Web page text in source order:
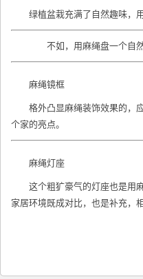
绿植盆栽充满了自然趣味，
不如，用麻绳盘一个自
麻绳镜框
格外凸显麻绳装饰效果的，
个家的亮点。
麻绳灯座
这个粗犷豪气的灯座也是用
家居环境既成对比，也是补充，